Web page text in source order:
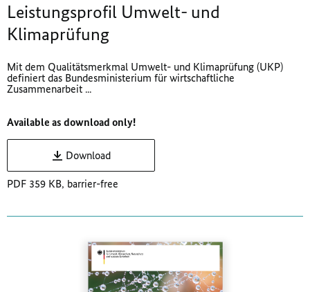
Leistungsprofil Umwelt- und
Klimaprüfung
Mit dem Qualitätsmerkmal Umwelt- und Klimaprüfung (UKP)
definiert das Bundesministerium für wirtschaftliche
Zusammenarbeit ...
Available as download only!
Download
PDF 359 KB, barrier-free